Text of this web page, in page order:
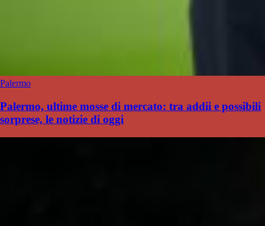
Palermo
Palermo, ultime mosse di mercato: tra addii e possibili
sorprese, le notizie di oggi